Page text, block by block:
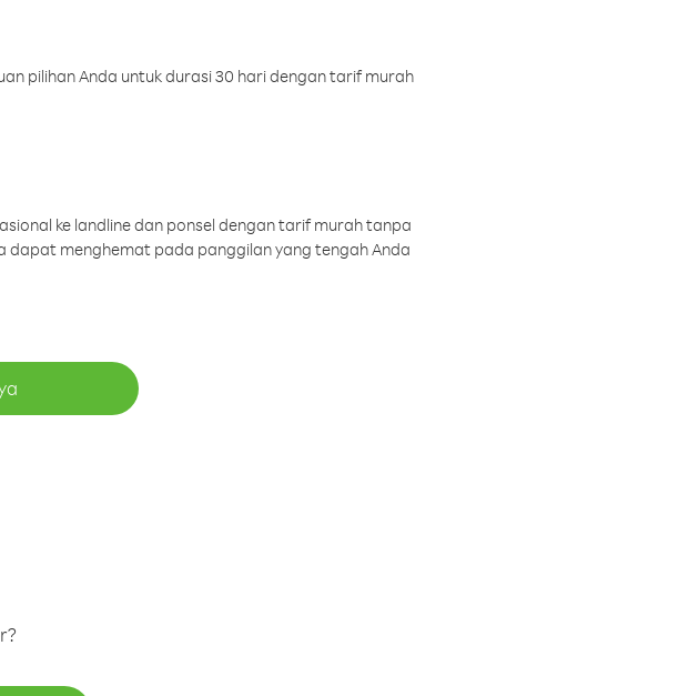
pilihan Anda untuk durasi 30 hari dengan tarif murah
ke landline dan ponsel dengan tarif murah tanpa
dapat menghemat pada panggilan yang tengah Anda